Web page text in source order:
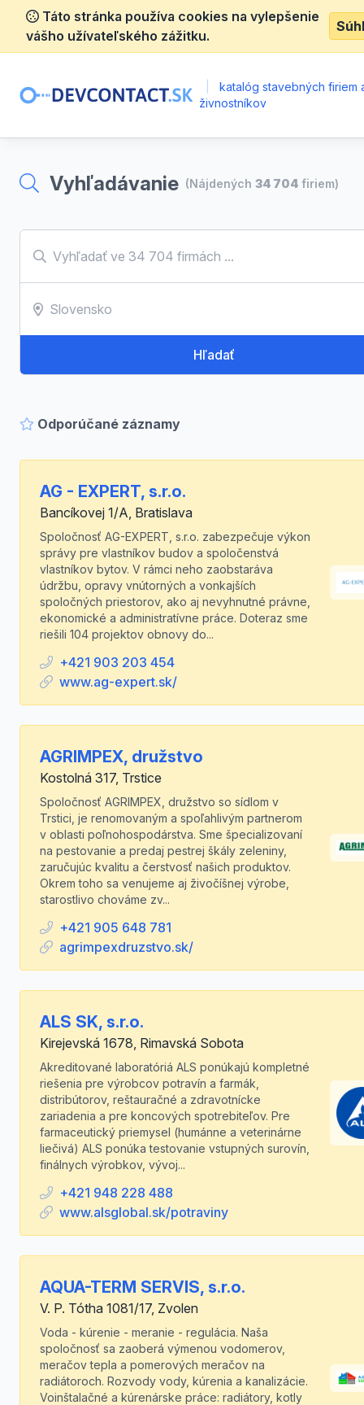
Táto stránka používa cookies na vylepšenie
vášho užívateľského zážitku.
katalóg stavebných firiem
živnostníkov
Vyhľadávanie (Nájdených 34 704 firiem)
Hľadať
Odporúčané záznamy
AG - EXPERT, s.r.o.
Bancíkovej 1/A, Bratislava
Spoločnosť AG-EXPERT, s.r.o. zabezpečuje výkon
správy pre vlastníkov budov a spoločenstvá
vlastníkov bytov. V rámci neho zaobstaráva
údržbu, opravy vnútorných a vonkajších
spoločných priestorov, ako aj nevyhnutné právne,
ekonomické a administratívne práce. Doteraz sme
riešili 104 projektov obnovy do...
+421 903 203 454
www.ag-expert.sk/
AGRIMPEX, družstvo
Kostolná 317, Trstice
Spoločnosť AGRIMPEX, družstvo so sídlom v
Trstici, je renomovaným a spoľahlivým partnerom
v oblasti poľnohospodárstva. Sme špecializovaní
na pestovanie a predaj pestrej škály zeleniny,
zaručujúc kvalitu a čerstvosť našich produktov.
Okrem toho sa venujeme aj živočíšnej výrobe,
starostlivo chováme zv...
+421 905 648 781
agrimpexdruzstvo.sk/
ALS SK, s.r.o.
Kirejevská 1678, Rimavská Sobota
Akreditované laboratóriá ALS ponúkajú kompletné
riešenia pre výrobcov potravín a farmák,
distribútorov, reštauračné a zdravotnícke
zariadenia a pre koncových spotrebiteľov. Pre
farmaceutický priemysel (humánne a veterinárne
liečivá) ALS ponúka testovanie vstupných surovín,
finálnych výrobkov, vývoj...
+421 948 228 488
www.alsglobal.sk/potraviny
AQUA-TERM SERVIS, s.r.o.
V. P. Tótha 1081/17, Zvolen
Voda - kúrenie - meranie - regulácia. Naša
spoločnosť sa zaoberá výmenou vodomerov,
meračov tepla a pomerových meračov na
radiátoroch. Rozvody vody, kúrenia a kanalizácie.
Voinštalačné a kúrenárske práce: radiátory, kotly